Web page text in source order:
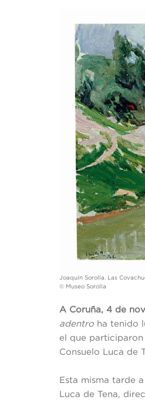
Joaquín Sorolla. Las
© Museo Sorolla
A Coruña, 4 de
adentro ha tenido
el que participaron
Consuelo Luca de
Esta misma tarde
Luca de Tena,